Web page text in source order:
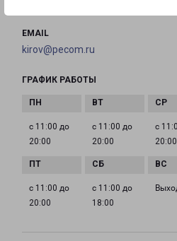
EMAIL
kirov@pecom.ru
ГРАФИК РАБОТЫ
с 11:00 до
20:00
с 11:00 до
20:00
с
20:00
с 11:00 до
20:00
с 11:00 до
18:00